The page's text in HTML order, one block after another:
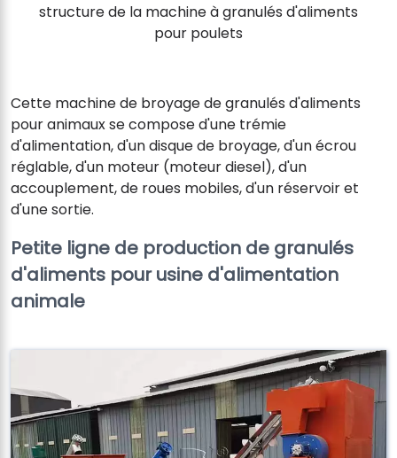
structure de la machine à granulés d'aliments
pour poulets
Cette machine de broyage de granulés d'aliments
pour animaux se compose d'une trémie
d'alimentation, d'un disque de broyage, d'un écrou
réglable, d'un moteur (moteur diesel), d'un
accouplement, de roues mobiles, d'un réservoir et
d'une sortie.
Petite ligne de production de granulés
d'aliments pour usine d'alimentation
animale